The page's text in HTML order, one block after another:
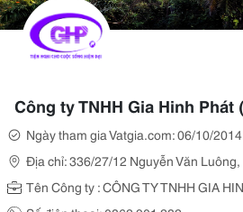
Công ty TNHH Gia Hinh Phát
Ngày tham gia Vatgia.com: 06/10/2014
Địa chỉ: 336/27/12 Nguyễn Văn
Tên Công ty : CÔNG TY TNHH GIA